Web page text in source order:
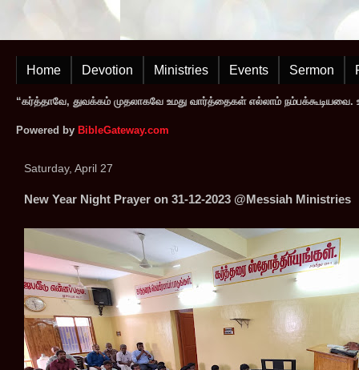
Home Devotion Ministries Events Sermon
“கர்த்தாவே, துவக்கம் முதலாகவே உமது வார்த்தைகள் எல்லாம் நம்பக்கூடியவை.
Powered by BibleGateway.com
Saturday, April 27
New Year Night Prayer on 31-12-2023 @Messiah Ministries